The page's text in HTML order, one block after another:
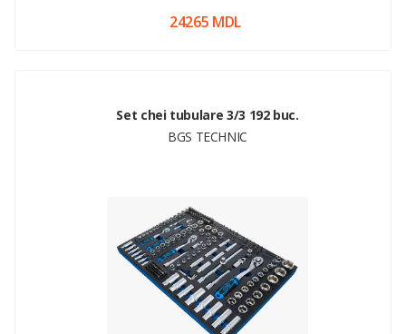
24265 MDL
Set chei tubulare 3/3 192 buc.
BGS TECHNIC